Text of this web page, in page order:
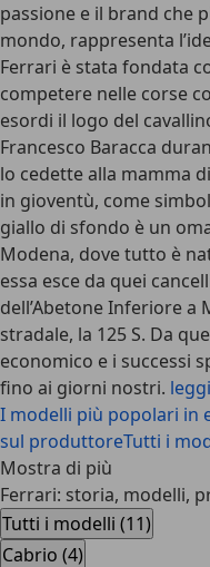
passione e il brand che
mondo, rappresenta
Ferrari è stata fondata
competere nelle corse
esordi il logo del
Francesco Baracca
lo cedette alla mamma
in gioventù, come
giallo di sfondo è un
Modena, dove tutto è
essa esce da quei
dell’Abetone Inferiore a
stradale, la 125 S. Da
economico e i successi
fino ai giorni nostri.
I modelli più popolari in
sul produttoreTutti i
Mostra di più
Ferrari: storia, modelli,
Tutti i modelli (11)
Cabrio (4)